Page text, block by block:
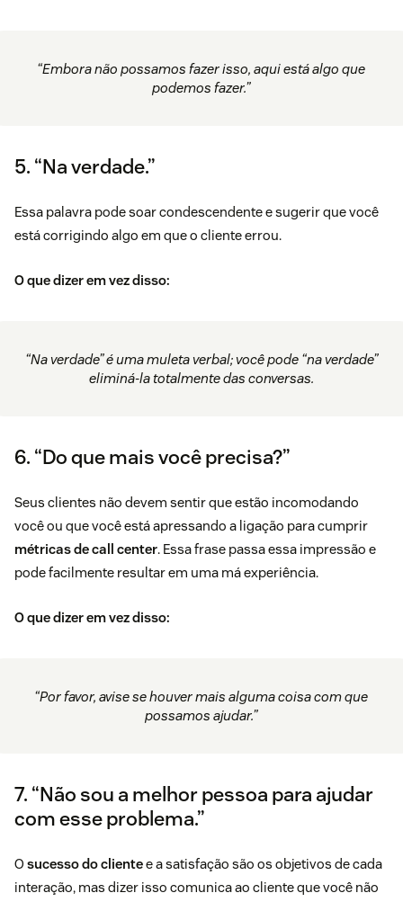
“Embora não possamos fazer isso, aqui está algo que
podemos fazer.”
5. “Na verdade.”
Essa palavra pode soar condescendente e sugerir que você
está corrigindo algo em que o cliente errou.
O que dizer em vez disso:
“Na verdade” é uma muleta verbal; você pode “na verdade”
eliminá-la totalmente das conversas.
6. “Do que mais você precisa?”
Seus clientes não devem sentir que estão incomodando
você ou que você está apressando a ligação para cumprir
métricas de call center. Essa frase passa essa impressão e
pode facilmente resultar em uma má experiência.
O que dizer em vez disso:
“Por favor, avise se houver mais alguma coisa com que
possamos ajudar.”
7. “Não sou a melhor pessoa para ajudar
com esse problema.”
O sucesso do clientee a satisfação são os objetivos de cada
interação, mas dizer isso comunica ao cliente que você não